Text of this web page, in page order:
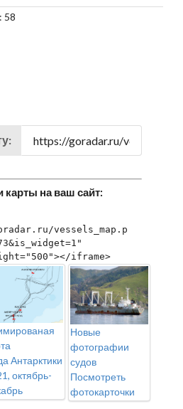
58
карты на ваш сайт:
vessels_map.p
iframe>
Антарктики
октябрь-
Новые
фотографии
судов
Посмотреть
фотокарточки